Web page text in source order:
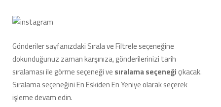
Gönderiler sayfanızdaki Sırala ve Filtrele seçeneğine
dokunduğunuz zaman karşınıza, gönderilerinizi tarih
sıralaması ile görme seçeneği vesıralama seçeneğiçıkacak.
Sıralama seçeneğini En Eskiden En Yeniye olarak seçerek
işleme devam edin.